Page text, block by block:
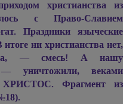
христианства из
с Право-Славием
Праздники языческие
ни христианства нет,
— смесь! А нашу
уничтожили, веками
Фрагмент из
18).